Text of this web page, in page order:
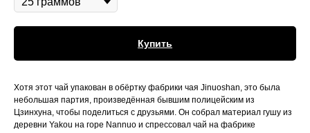
Купить
Хотя этот чай упакован в обёртку фабрики чая Jinuoshan, это была
небольшая партия, произведённая бывшим полицейским из
Цзинхуна, чтобы поделиться с друзьями. Он собрал материал гушу из
деревни Yakou на горе Nannuo и спрессовал чай на фабрике